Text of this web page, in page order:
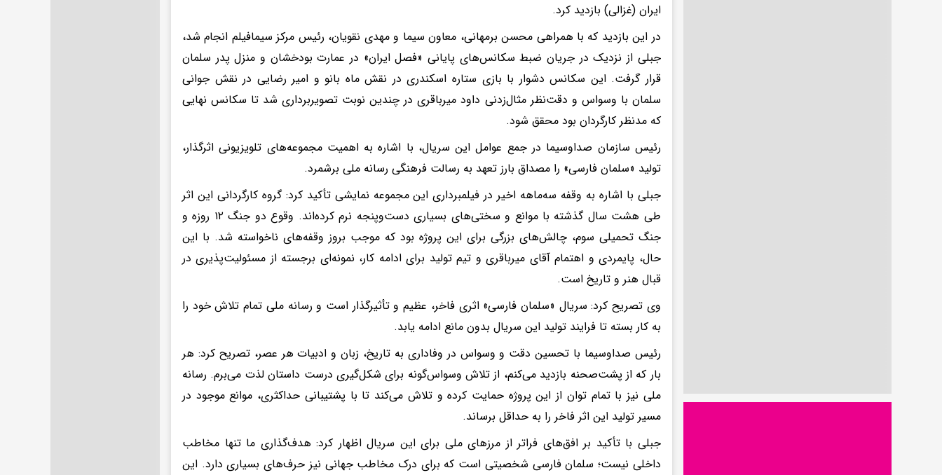
ایران (غزالی) بازدید کرد.
در این بازدید که با همراهی محسن برمهانی، معاون سیما و مهدی نقویان، رئیس مرکز سیمافیلم انجام شد،
جبلی از نزدیک در جریان ضبط سکانس‌های پایانی «فصل ایران» در عمارت بودخشان و منزل پدر سلمان
قرار گرفت. این سکانس دشوار با بازی ستاره اسکندری در نقش ماه بانو و امیر رضایی در نقش جوانی
سلمان با وسواس و دقت‌نظر مثال‌زدنی داود میرباقری در چندین نوبت تصویربرداری شد تا سکانس نهایی
که مدنظر کارگردان بود محقق شود.
رئیس سازمان صداوسیما در جمع عوامل این سریال، با اشاره به اهمیت مجموعه‌های تلویزیونی اثرگذار،
تولید «سلمان فارسی» را مصداق بارز تعهد به رسالت فرهنگی رسانه ملی برشمرد.
جبلی با اشاره به وقفه سه‌ماهه اخیر در فیلمبرداری این مجموعه نمایشی تأکید کرد: گروه کارگردانی این اثر
طی هشت سال گذشته با موانع و سختی‌های بسیاری دست‌وپنجه نرم کرده‌اند. وقوع دو جنگ ۱۲ روزه و
جنگ تحمیلی سوم، چالش‌های بزرگی برای این پروژه بود که موجب بروز وقفه‌های ناخواسته شد. با این
حال، پایمردی و اهتمام آقای میرباقری و تیم تولید برای ادامه کار، نمونه‌ای برجسته از مسئولیت‌پذیری در
قبال هنر و تاریخ است.
وی تصریح کرد: سریال «سلمان فارسی» اثری فاخر، عظیم و تأثیرگذار است و رسانه ملی تمام تلاش خود را
به کار بسته تا فرایند تولید این سریال بدون مانع ادامه یابد.
رئیس صداوسیما با تحسین دقت و وسواس در وفاداری به تاریخ، زبان و ادبیات هر عصر، تصریح کرد: هر
بار که از پشت‌صحنه بازدید می‌کنم، از تلاش وسواس‌گونه برای شکل‌گیری درست داستان لذت می‌برم. رسانه
ملی نیز با تمام توان از این پروژه حمایت کرده و تلاش می‌کند تا با پشتیبانی حداکثری، موانع موجود در
مسیر تولید این اثر فاخر را به حداقل برساند.
جبلی با تأکید بر افق‌های فراتر از مرزهای ملی برای این سریال اظهار کرد: هدف‌گذاری ما تنها مخاطب
داخلی نیست؛ سلمان فارسی شخصیتی است که برای درک مخاطب جهانی نیز حرف‌های بسیاری دارد. این